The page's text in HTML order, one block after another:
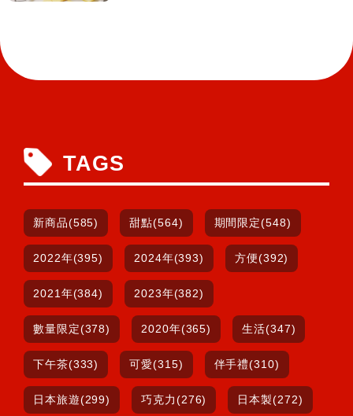
TAGS
新商品(585) 甜點(564) 期間限定(548)
2022年(395) 2024年(393) 方便(392)
2021年(384) 2023年(382)
數量限定(378) 2020年(365) 生活(347)
下午茶(333) 可愛(315) 伴手禮(310)
日本旅遊(299) 巧克力(276) 日本製(272)